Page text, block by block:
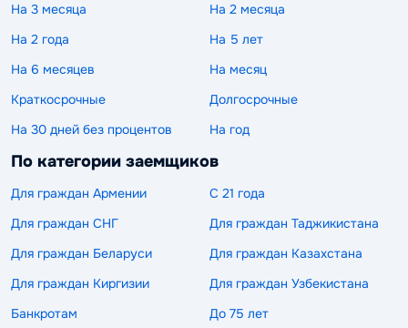
На 3 месяца
На 2 месяца
На 2 года
На 5 лет
На 6 месяцев
На месяц
Краткосрочные
Долгосрочные
На 30 дней без процентов
На год
По категории заемщиков
Для граждан Армении
С 21 года
Для граждан СНГ
Для граждан Таджикистана
Для граждан Беларуси
Для граждан Казахстана
Для граждан Киргизии
Для граждан Узбекистана
Банкротам
До 75 лет